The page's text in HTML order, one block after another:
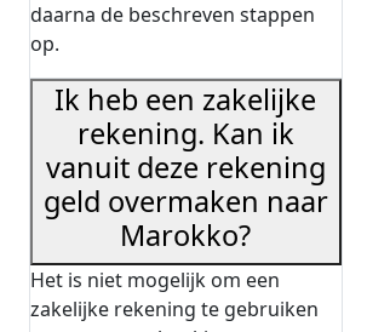
daarna de beschreven stappen
op.
Ik heb een zakelijke
rekening. Kan ik
vanuit deze rekening
geld overmaken naar
Marokko?
Het is niet mogelijk om een
zakelijke rekening te gebruiken